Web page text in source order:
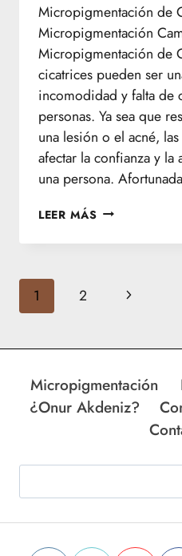
Micropigmentación de
Micropigmentación
Micropigmentación de
cicatrices pueden ser
incomodidad y falta de
personas. Ya sea que
una lesión o el acné,
afectar la confianza y
una persona.
LEER MÁS
CICATRICES
NAVEGACIÓN
DE
1 2
Siguiente
Micropigmentación
¿Onur Akdeniz?